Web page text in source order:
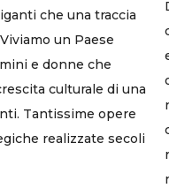
che una traccia
un Paese
e donne che
culturale di una
Tantissime opere
realizzate secoli